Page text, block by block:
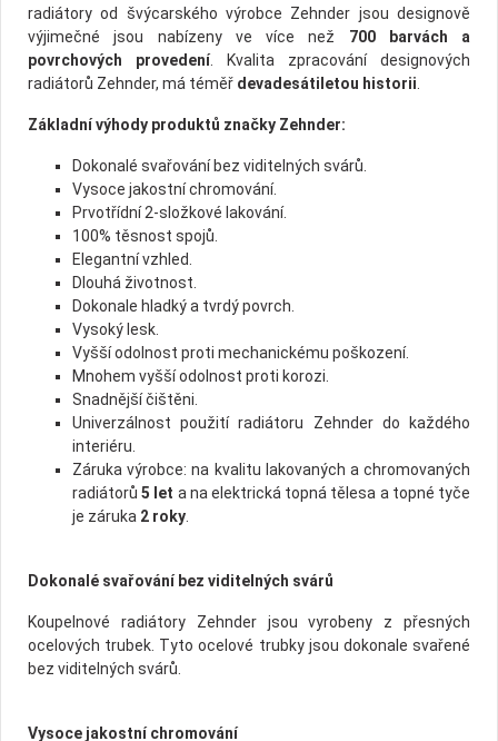
radiátory od švýcarského výrobce Zehnder jsou designově
výjimečné jsou nabízeny ve více než 700 barvách a
povrchových provedení. Kvalita zpracování designových
radiátorů Zehnder, má téměř devadesátiletou historii
Základní výhody produktů značky Zehnder:
Dokonalé svařování bez viditelných svárů.
Vysoce jakostní chromování.
Prvotřídní 2-složkové lakování.
100% těsnost spojů.
Elegantní vzhled.
Dlouhá životnost.
Dokonale hladký a tvrdý povrch.
Vysoký lesk.
Vyšší odolnost proti mechanickému poškození.
Mnohem vyšší odolnost proti korozi.
Snadnější čištěni.
Univerzálnost použití radiátoru Zehnder do každého
interiéru.
Záruka výrobce: na kvalitu lakovaných a chromovaných
radiátorů5 let a na elektrická topná tělesa a topné tyče
je záruka 2 roky
Dokonalé svařování bez viditelných svárů
Koupelnové radiátory Zehnder jsou vyrobeny z přesných
ocelových trubek. Tyto ocelové trubky jsou dokonale svařené
bez viditelných svárů.
Vysoce jakostní chromování